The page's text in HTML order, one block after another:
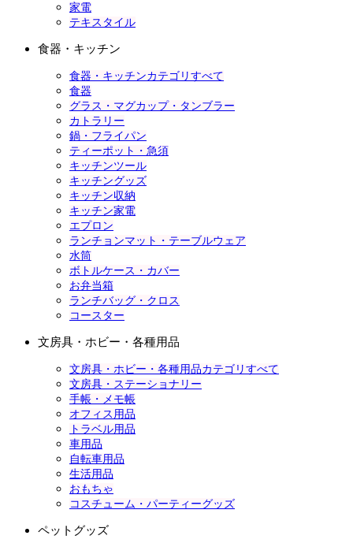
家電
テキスタイル
食器・キッチン
食器・キッチンカテゴリすべて
食器
グラス・マグカップ・タンブラー
カトラリー
鍋・フライパン
ティーポット・急須
キッチンツール
キッチングッズ
キッチン収納
キッチン家電
エプロン
ランチョンマット・テーブルウェア
水筒
ボトルケース・カバー
お弁当箱
ランチバッグ・クロス
コースター
文房具・ホビー・各種用品
文房具・ホビー・各種用品カテゴリすべて
文房具・ステーショナリー
手帳・メモ帳
オフィス用品
トラベル用品
車用品
自転車用品
生活用品
おもちゃ
コスチューム・パーティーグッズ
ペットグッズ